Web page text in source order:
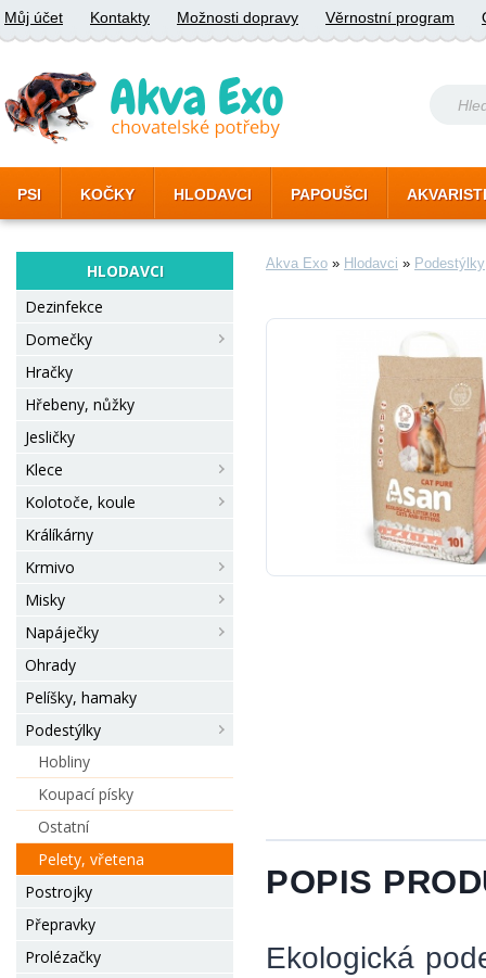
Můj účet Kontakty Možnosti dopravy Věrnostní program
PSI KOČKY HLODAVCI PAPOUŠCI
HLODAVCI
Dezinfekce
Domečky
Hračky
Hřebeny, nůžky
Jesličky
Klece
Kolotoče, koule
Králíkárny
Krmivo
Misky
Napáječky
Ohrady
Pelíšky, hamaky
Podestýlky
Hobliny
Koupací písky
Ostatní
Pelety, vřetena
Postrojky
Přepravky
Prolézačky
Akva Exo » Hlodavci » Podestýlky
POPIS
Ekologická